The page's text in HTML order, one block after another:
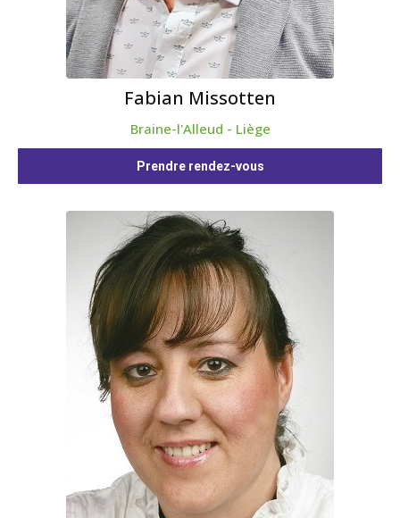
Fabian Missotten
Braine-l'Alleud - Liège
Prendre rendez-vous